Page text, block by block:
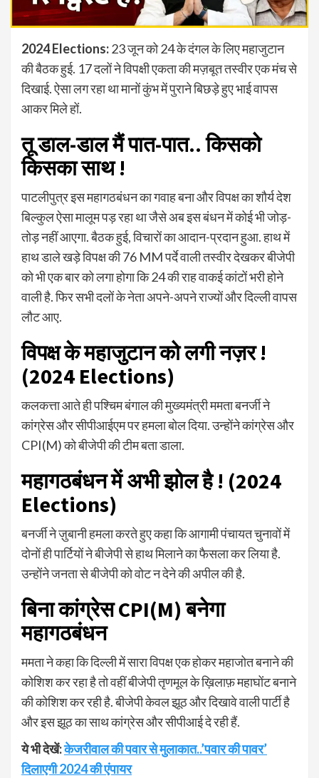
2024 Elections:23 जून को 24 के दंगल के लिए महाजुटान
की बैठक हुई. 17 दलों ने विपक्षी एकता की मज़बूत तस्वीर एक मंच से
दिखाई. ऐसा लग रहा था मानों कुंभ में पुराने बिछड़े हुए भाई वापस
आकर मिले हों.
तू डाल-डाल मैं पात-पात.. किसको
किसका साथ !
पाटलीपुत्र इस महागठबंधन का गवाह बना और विपक्ष का शौर्य देश
बिल्कुल ऐसा मालूम पड़ रहा था जैसे अब इस बंधन में कोई भी जोड़-
तोड़ नहीं आएगा. बैठक हुई, विचारों का आदान-प्रदान हुआ. हाथ में
हाथ डाले खड़े विपक्ष की 76 MM पर्दे वाली तस्वीर देखकर बीजेपी
को भी एक बार को लगा होगा कि 24 की राह वाकई कांटों भरी होने
वाली है. फिर सभी दलों के नेता अपने-अपने राज्यों और दिल्ली वापस
लौट आए.
विपक्ष के महाजुटान को लगी नज़र !
(2024 Elections)
कलकत्ता आते ही पश्चिम बंगाल की मुख्यमंत्री ममता बनर्जी ने
कांग्रेस और सीपीआईएम पर हमला बोल दिया. उन्होंने कांग्रेस और
CPI(M) को बीजेपी की टीम बता डाला.
महागठबंधन में अभी झोल है ! (2024
Elections)
बनर्जी ने ज़ुबानी हमला करते हुए कहा कि आगामी पंचायत चुनावों में
दोनों ही पार्टियों ने बीजेपी से हाथ मिलाने का फैसला कर लिया है.
उन्होंने जनता से बीजेपी को वोट न देने की अपील की है.
बिना कांग्रेस CPI(M) बनेगा
महागठबंधन
ममता ने कहा कि दिल्ली में सारा विपक्ष एक होकर महाजोत बनाने की
कोशिश कर रहा है तो वहीं बीजेपी तृणमूल के ख़िलाफ़ महाघोंट बनाने
की कोशिश कर रही है. बीजेपी केवल झूठ और दिखावे वाली पार्टी है
और इस झूठ का साथ कांग्रेस और सीपीआई दे रही हैं.
ये भी देखें:केजरीवाल की पवार से मुलाकात..’पवार की पावर’
दिलाएगी 2024 की एंपायर